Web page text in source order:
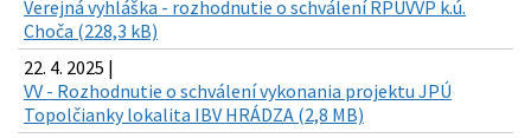
Verejná vyhláška - rozhodnutie o schválení RPUVVP k.ú.
Choča (228,3 kB)
22. 4. 2025 |
VV - Rozhodnutie o schválení vykonania projektu JPÚ
Topolčianky lokalita IBV HRÁDZA (2,8 MB)